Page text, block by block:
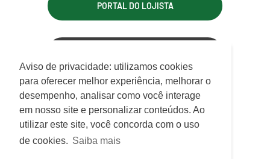
Utilizamos cookies para oferecer melhor
experiência, melhorar o desempenho, analisar
como você interage em nosso site e
personalizar conteúdo.
PORTAL DO LOJISTA
APPEL INDÚSTRIA TÊXTIL LTDA.
Rodovia Antônio Heil, km 21, 7.550 - Limoeiro
CEP 88352-502 - Brusque - SC
ATENDIMENTO
De Segunda a Sexta das 07h30 às 12h e das 13h às 17h15
Aviso de privacidade: utilizamos cookies
para oferecer melhor experiência, melhorar o
desempenho, analisar como você interage
em nosso site e personalizar conteúdos. Ao
utilizar este site, você concorda com o uso
de cookies. Saiba mais